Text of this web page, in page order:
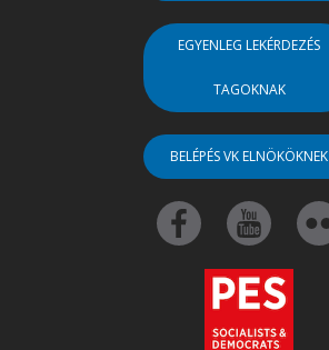
EGYENLEG LEKÉRDEZÉS
TAGOKNAK
BELÉPÉS VK ELNÖKÖKNEK